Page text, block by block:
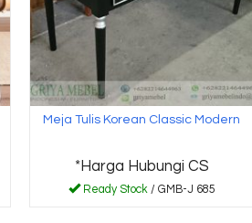
Meja Tulis Korean Classic Modern
*Harga Hubungi CS
Ready Stock / GMB-J 685